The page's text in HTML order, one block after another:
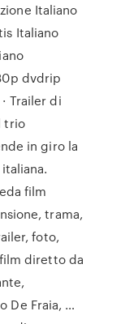
Italiano
Italiano
dvdrip
Trailer di
trio
in giro la
film
trama,
foto,
diretto da
De Fraia, …